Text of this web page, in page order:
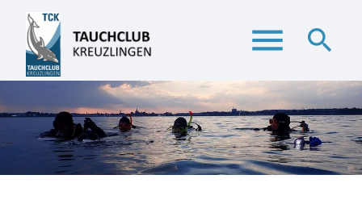
menu search
Suchbegriffe SUCHEN